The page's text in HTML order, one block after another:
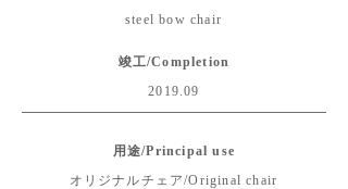
steel bow chair
竣工/Completion
2019.09
用途/Principal use
オリジナルチェア/Original chair